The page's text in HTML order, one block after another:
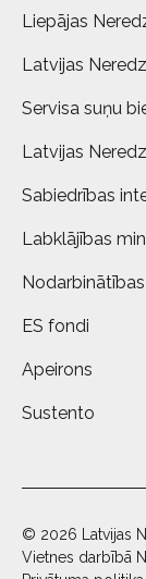
Liepājas
Latvijas
Servisa suņu
Latvijas
Sabiedrības
Labklājības
ES fondi
Apeirons
Sustento
© 2026 Latvijas
Vietnes darbībā